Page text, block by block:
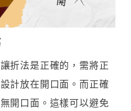
折法是正確的，需將正
計放在開口面。而正確
開口面。這樣可以避免